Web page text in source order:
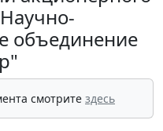
объединение
смотрите здесь